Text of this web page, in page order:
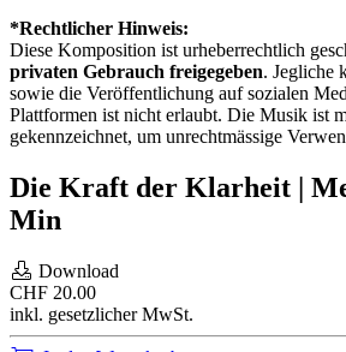
*Rechtlicher Hinweis:
Diese Komposition ist urheberrechtlich
privaten Gebrauch freigegeben. Jegliche
sowie die Veröffentlichung auf sozialen
Plattformen ist nicht erlaubt. Die Musik ist
gekennzeichnet, um unrechtmässige
Die Kraft der Klarheit |
Min
Download
CHF 20.00
inkl. gesetzlicher MwSt.